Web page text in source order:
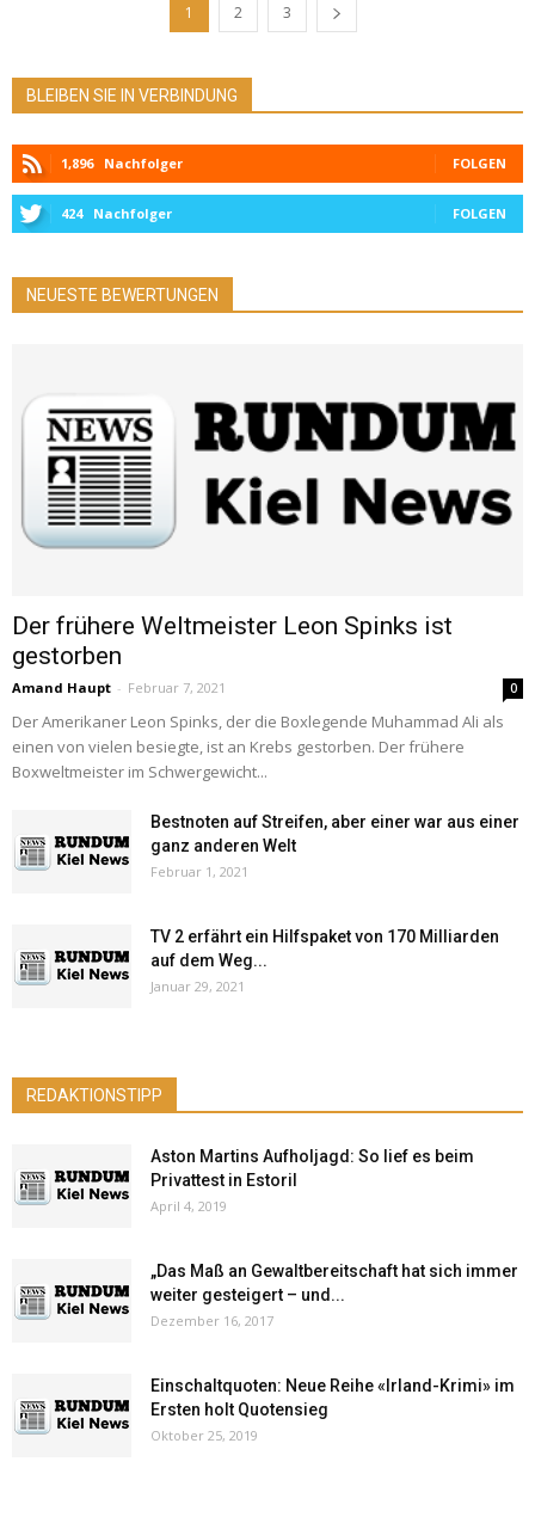
1 2 3
BLEIBEN SIE IN VERBINDUNG
1,896 Nachfolger FOLGEN
424 Nachfolger FOLGEN
NEUESTE BEWERTUNGEN
Der frühere Weltmeister Leon Spinks ist
gestorben
Amand Haupt - Februar 7, 2021 0
Der Amerikaner Leon Spinks, der die Boxlegende Muhammad Ali als
einen von vielen besiegte, ist an Krebs gestorben. Der frühere
Boxweltmeister im Schwergewicht...
Bestnoten auf Streifen, aber einer war aus einer
ganz anderen Welt
Februar 1, 2021
TV 2 erfährt ein Hilfspaket von 170 Milliarden
auf dem Weg...
Januar 29, 2021
REDAKTIONSTIPP
Aston Martins Aufholjagd: So lief es beim
Privattest in Estoril
April 4, 2019
„Das Maß an Gewaltbereitschaft hat sich immer
weiter gesteigert – und...
Dezember 16, 2017
Einschaltquoten: Neue Reihe «Irland-Krimi» im
Ersten holt Quotensieg
Oktober 25, 2019